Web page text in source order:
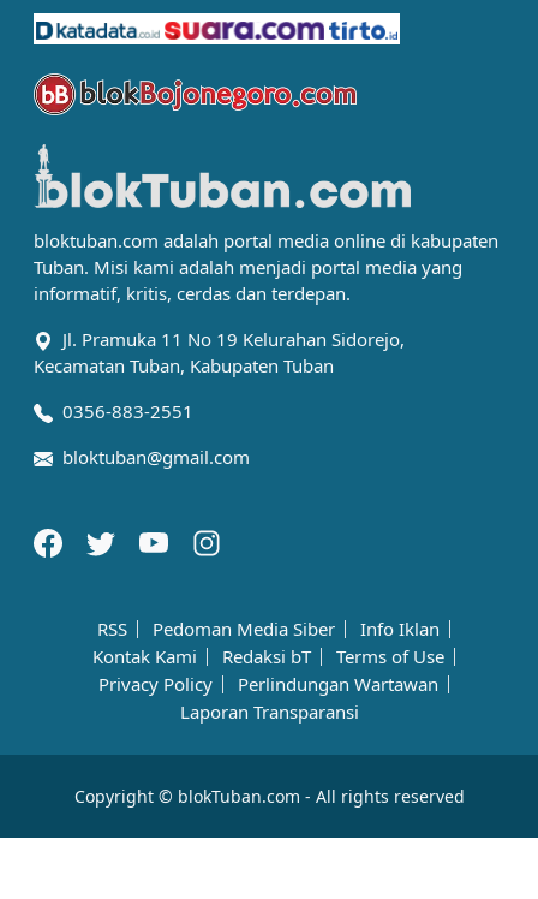
bloktuban.com adalah portal media online di kabupaten
Tuban. Misi kami adalah menjadi portal media yang
informatif, kritis, cerdas dan terdepan.
Jl. Pramuka 11 No 19 Kelurahan Sidorejo,
Kecamatan Tuban, Kabupaten Tuban
0356-883-2551
bloktuban@gmail.com
RSS Pedoman Media Siber
Info Iklan
Kontak Kami
Redaksi bT
Terms of Use
Privacy Policy
Perlindungan Wartawan
Laporan Transparansi
Copyright © blokTuban.com - All rights reserved